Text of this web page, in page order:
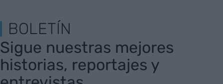
BOLETÍN
Sigue nuestras mejores
historias, reportajes y